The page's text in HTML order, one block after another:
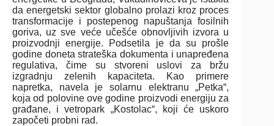
da energetski sektor globalno prolazi kroz proces
transformacije i postepenog napuštanja fosilnih
goriva, uz sve veće učešće obnovljivih izvora u
proizvodnji energije. Podsetila je da su prošle
godine doneta strateška dokumenta i unapređena
regulativa, čime su stvoreni uslovi za bržu
izgradnju zelenih kapaciteta. Kao primere
napretka, navela je solarnu elektranu „Petka“,
koja od polovine ove godine proizvodi energiju za
građane, i vetropark „Kostolac“, koji će uskoro
započeti probni rad.